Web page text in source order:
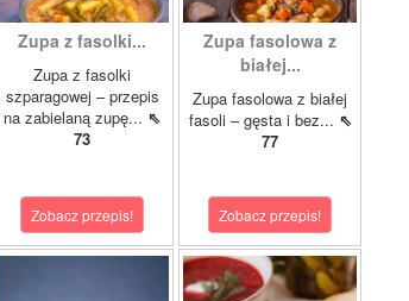
Zupa z fasolki...
Zupa z fasolki
szparagowej – przepis
na zabielaną zupę... ⇖
73
Zobacz przepis!
Zupa fasolowa z
białej...
Zupa fasolowa z białej
fasoli – gęsta i bez... ⇖
77
Zobacz przepis!